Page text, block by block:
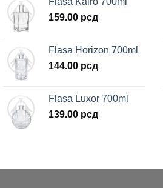
159.00 рсд
Flasa Horizon 700ml
144.00 рсд
Flasa Luxor 700ml
139.00 рсд